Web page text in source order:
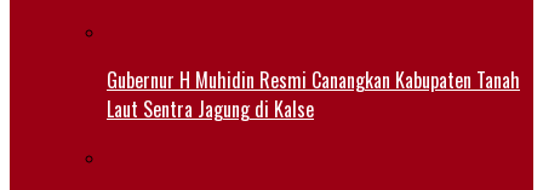
Gubernur H Muhidin Resmi Canangkan Kabupaten Tanah
Laut Sentra Jagung di Kalse